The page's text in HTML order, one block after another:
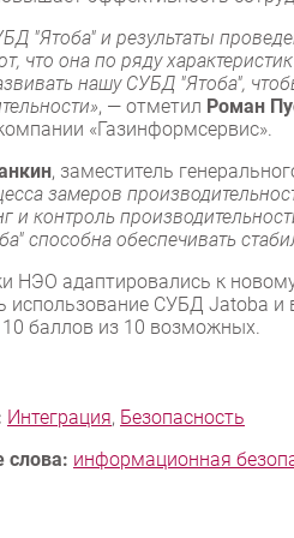
"Ятоба" и результаты
что она по ряду
нашу СУБД "Ятоба",
, — отметил Роман
«Газинформсервис».
, заместитель
замеров
и контроль
способна обеспечивать
НЭО адаптировались к
использование СУБД Jatoba и
баллов из 10 возможных.
Интеграция, Безопасность
слова: информационная